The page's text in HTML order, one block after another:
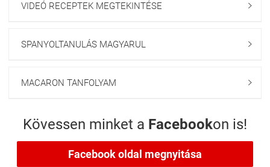
VIDEÓ RECEPTEK MEGTEKINTÉSE 
SPANYOLTANULÁS MAGYARUL 
MACARON TANFOLYAM 
Kövessen minket a Facebookon is!
Facebook oldal megnyitása